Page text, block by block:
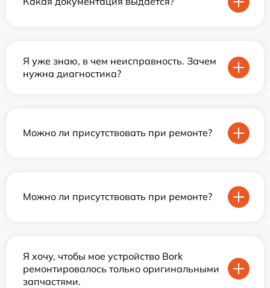
Я уже знаю, в чем неисправность. Зачем
нужна диагностика?
Можно ли присутствовать при ремонте?
Можно ли присутствовать при ремонте?
Я хочу, чтобы мое устройство Bork
ремонтировалось только оригинальными
запчастями.